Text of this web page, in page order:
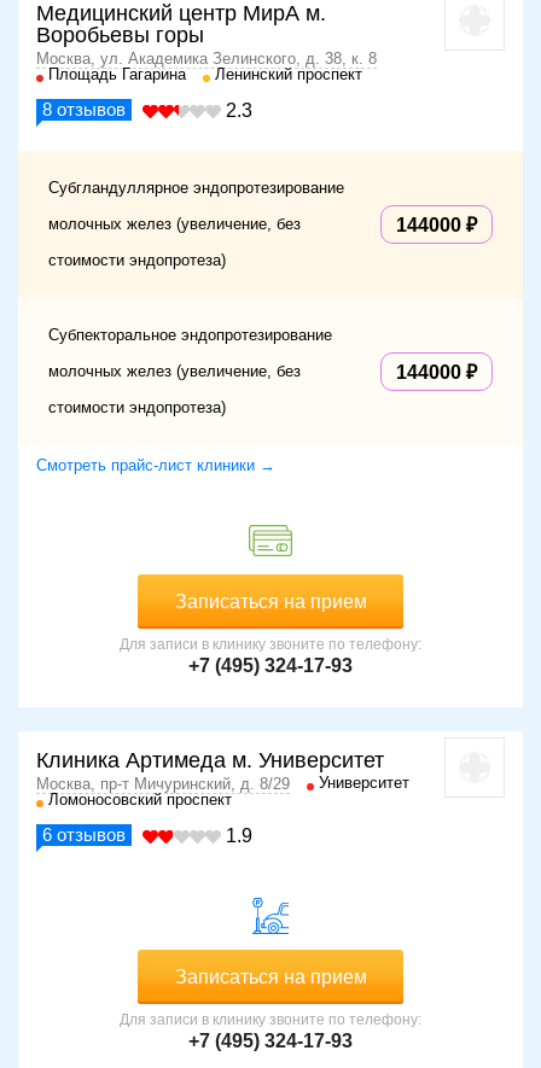
Медицинский центр МирА м.
Воробьевы горы
Москва, ул. Академика Зелинского, д. 38, к. 8
Площадь Гагарина
Ленинский проспект
8 отзывов 2.3
Субгландуллярное эндопротезирование
молочных желез (увеличение, без
стоимости эндопротеза)
144000
Субпекторальное эндопротезирование
молочных желез (увеличение, без
стоимости эндопротеза)
144000
Смотреть прайс-лист клиники →
Записаться на прием
Для записи в клинику звоните по телефону:
+7 (495) 324-17-93
Клиника Артимеда м. Университет
Москва, пр-т Мичуринский, д. 8/29
Университет
Ломоносовский проспект
6 отзывов 1.9
Записаться на прием
Для записи в клинику звоните по телефону:
+7 (495) 324-17-93